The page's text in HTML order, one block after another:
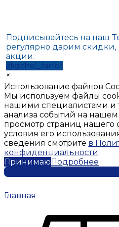
Подписывайтесь на наш
регулярно дарим
акции.
@gzhel_farfor
×
Использование файлов
Мы используем файлы
нашими специалистами и
анализа событий на
просмотр страниц нашего
условия его
сведения смотрите в
конфиденциальности.
ПринимаюПодробнее
Главная